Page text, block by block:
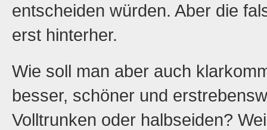
entscheiden würden. Aber die
erst hinterher.
Wie soll man aber auch
besser, schöner und
Volltrunken oder halbseiden?